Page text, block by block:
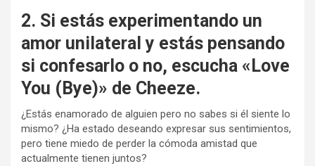
2. Si estás experimentando un
amor unilateral y estás pensando
si confesarlo o no, escucha «Love
You (Bye)» de Cheeze.
¿Estás enamorado de alguien pero no sabes si él siente lo
mismo? ¿Ha estado deseando expresar sus sentimientos,
pero tiene miedo de perder la cómoda amistad que
actualmente tienen juntos?